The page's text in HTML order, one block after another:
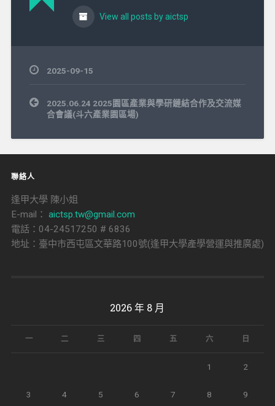
View all posts by aictsp
2025-09-15
文
章
2025.06.24 2025園區產業與學研鏈結合作及交流媒
合會議(斗六產業園區場)
聯絡人
逢甲大學 陳小姐
E-mail： aictsp.tw@gmail.com
電話：04-24517250 # 6836
地址：臺中市西屯區文華路100號(逢甲大學產學營運與推廣處)
2026 年 8 月
一 二 三 四 五 六 日
1 2
3 4 5 6 7 8 9